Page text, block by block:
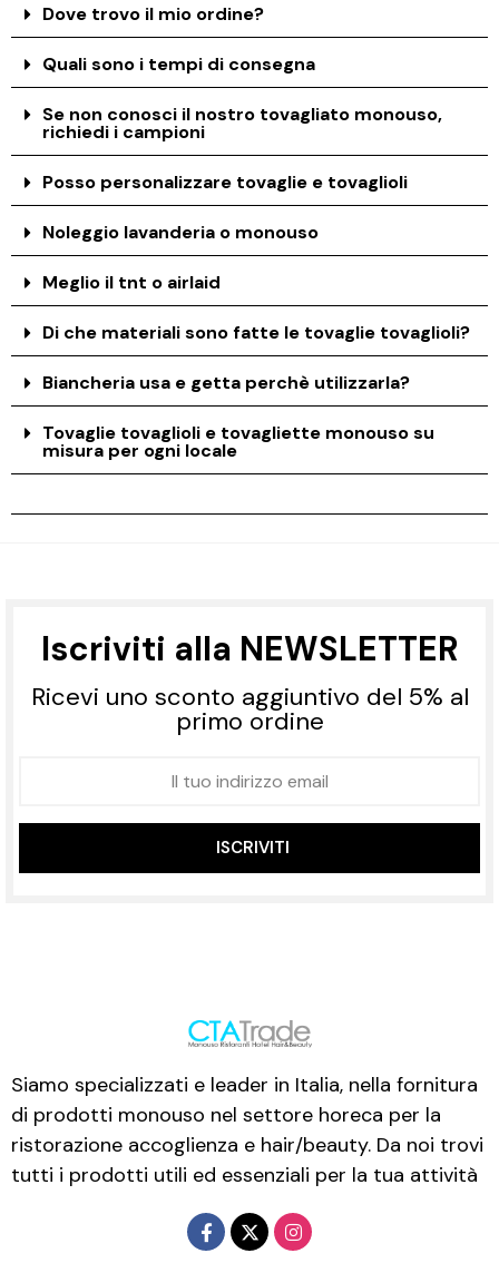
Dove trovo il mio ordine?
Quali sono i tempi di consegna
Se non conosci il nostro tovagliato monouso,
richiedi i campioni
Posso personalizzare tovaglie e tovaglioli
Noleggio lavanderia o monouso
Meglio il tnt o airlaid
Di che materiali sono fatte le tovaglie tovaglioli?
Biancheria usa e getta perchè utilizzarla?
Tovaglie tovaglioli e tovagliette monouso su
misura per ogni locale
Iscriviti alla NEWSLETTER
Ricevi uno sconto aggiuntivo del 5% al
primo ordine
ISCRIVITI
Siamo specializzati e leader in Italia, nella fornitura
di prodotti monouso nel settore horeca per la
ristorazione accoglienza e hair/beauty. Da noi trovi
tutti i prodotti utili ed essenziali per la tua attività